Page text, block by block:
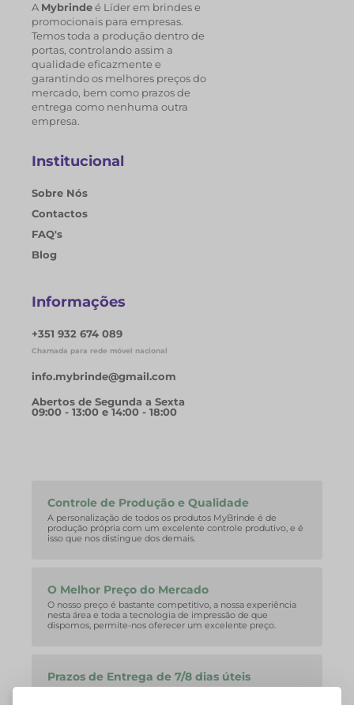
A Mybrindeé Líder em brindes e
promocionais para empresas.
Temos toda a produção dentro de
portas, controlando assim a
qualidade eficazmente e
garantindo os melhores preços do
mercado, bem como prazos de
entrega como nenhuma outra
empresa.
Institucional
Sobre Nós
Contactos
FAQ's
Blog
Informações
+351 932 674 089
Chamada para rede móvel nacional
info.mybrinde@gmail.com
Abertos de Segunda a Sexta
09:00 - 13:00 e 14:00 - 18:00
Controle de Produção e Qualidade
A personalização de todos os produtos MyBrinde é de
produção própria com um excelente controle produtivo, e é
isso que nos distingue dos demais.
O Melhor Preço do Mercado
O nosso preço é bastante competitivo, a nossa experiência
nesta área e toda a tecnologia de impressão de que
dispomos, permite-nos oferecer um excelente preço.
Prazos de Entrega de 7/8 dias úteis